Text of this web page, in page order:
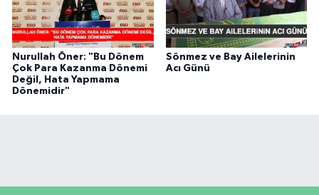
Nurullah Öner: "Bu Dönem
Çok Para Kazanma Dönemi
Değil, Hata Yapmama
Dönemidir"
Sönmez ve Bay Ailelerinin
Acı Günü